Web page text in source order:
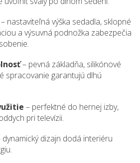
– nastaviteľná výška sedadla, sklopné
a výsuvná podnožka zabezpečia
– pevná základňa, silikónové
spracovanie garantujú dlhú
– perfektné do hernej izby,
pri televízii.
dynamický dizajn dodá interiéru